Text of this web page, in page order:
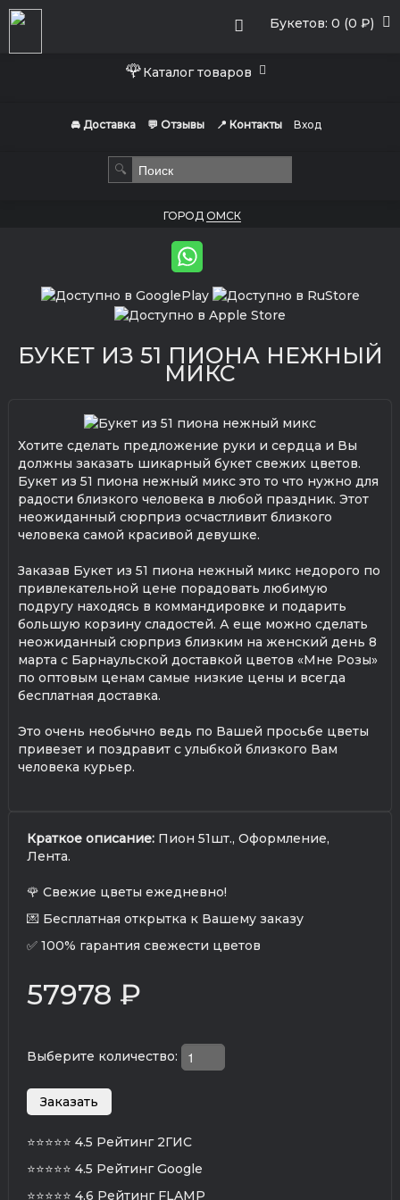
Букетов: 0 (0 ₽)
🌹Каталог товаров
🚘 Доставка 💬 Отзывы 📍 Контакты Вход
🔍
ГОРОД ОМСК
БУКЕТ ИЗ 51 ПИОНА НЕЖНЫЙ
МИКС
Хотите сделать предложение руки и сердца и Вы
должны заказать шикарный букет свежих цветов.
Букет из 51 пиона нежный микс это то что нужно для
радости близкого человека в любой праздник. Этот
неожиданный сюрприз осчастливит близкого
человека самой красивой девушке.
Заказав Букет из 51 пиона нежный микс недорого по
привлекательной цене порадовать любимую
подругу находясь в коммандировке и подарить
большую корзину сладостей. А еще можно сделать
неожиданный сюрприз близким на женский день 8
марта с Барнаульской доставкой цветов «Мне Розы»
по оптовым ценам самые низкие цены и всегда
бесплатная доставка.
Это очень необычно ведь по Вашей просьбе цветы
привезет и поздравит с улыбкой близкого Вам
человека курьер.
Краткое описание: Пион 51шт., Оформление,
Лента.
🌹 Свежие цветы ежедневно!
💌 Бесплатная открытка к Вашему заказу
✅ 100% гарантия свежести цветов
57978 ₽
Выберите количество:
⭐⭐⭐⭐⭐ 4.5 Рейтинг 2ГИС
⭐⭐⭐⭐⭐ 4.5 Рейтинг Google
⭐⭐⭐⭐⭐ 4.6 Рейтинг FLAMP